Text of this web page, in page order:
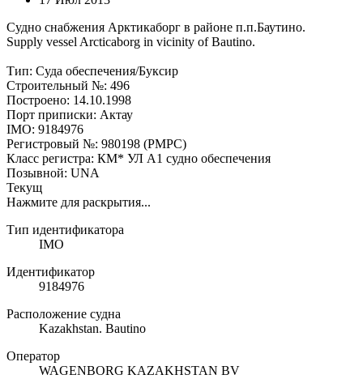
Судно снабжения Арктикаборг в районе п.п.Баутино.
Supply vessel Arcticaborg in vicinity of Bautino.
Тип: Суда обеспечения/Буксир
Строительный №: 496
Построено: 14.10.1998
Порт приписки: Актау
IMO: 9184976
Регистровый №: 980198 (РМРС)
Класс регистра: КМ* УЛ А1 судно обеспечения
Позывной: UNA
Текущ
Нажмите для раскрытия...
Тип идентификатора
IMO
Идентификатор
9184976
Расположение судна
Kazakhstan. Bautino
Оператор
WAGENBORG KAZAKHSTAN BV